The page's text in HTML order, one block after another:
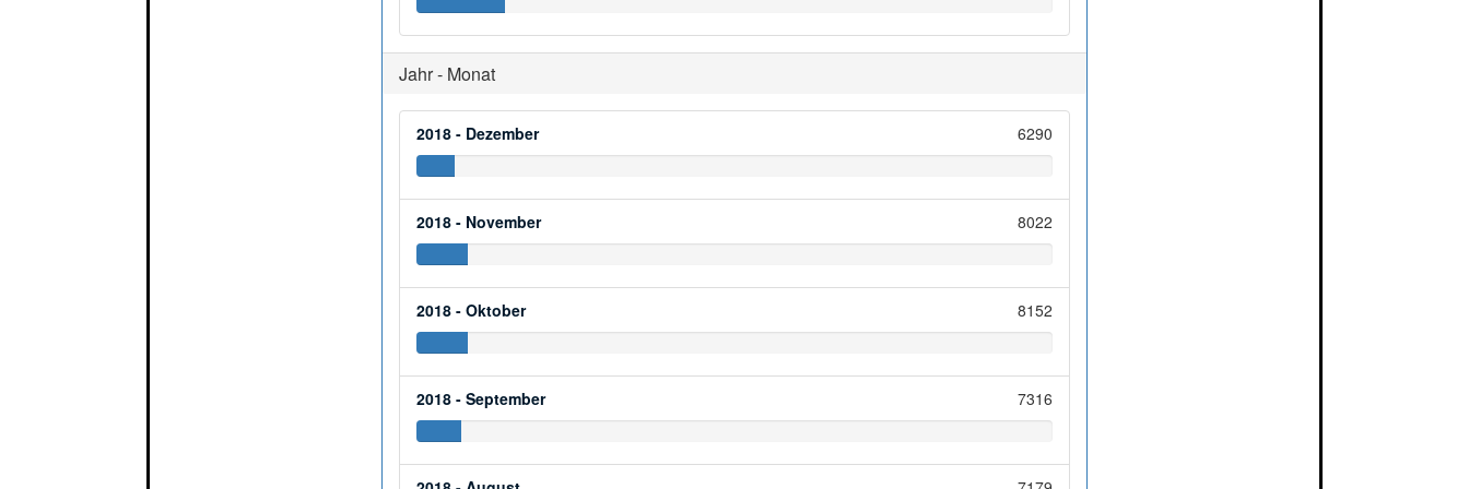
Jahr - Monat
2018 - Dezember 6290
2018 - November 8022
2018 - Oktober 8152
2018 - September 7316